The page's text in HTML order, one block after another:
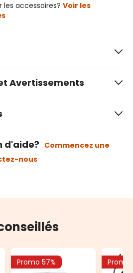
les accessoires? Voir les
Avertissements
d'aide? Commencez une
nous
Promo 57% Promo